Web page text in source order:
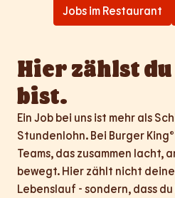
Jobs im Restaurant
Hier zählst du
bist.
Ein Job bei uns ist mehr als
Stundenlohn. Bei Burger
Teams, das zusammen lacht,
bewegt. Hier zählt nicht
Lebenslauf - sondern, dass